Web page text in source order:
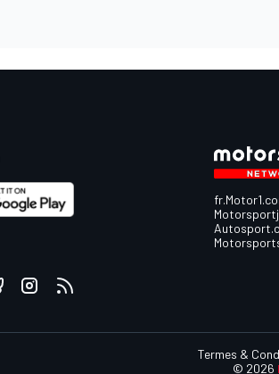
© 2026
Termes &